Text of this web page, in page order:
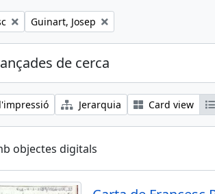
Remove filter:
Guinart, Josep
de cerca
Jerarquia Card view
objectes digitals